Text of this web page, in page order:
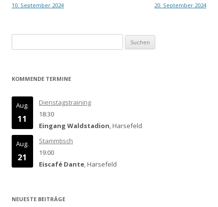
Navigation
10. September 2024 20. September 2024
nach:
KOMMENDE TERMINE
Aug.
11
Dienstagstraining
18:30
Eingang Waldstadion, Harsefeld
Aug.
21
Stammtisch
19:00
Eiscafé Dante, Harsefeld
NEUESTE BEITRÄGE